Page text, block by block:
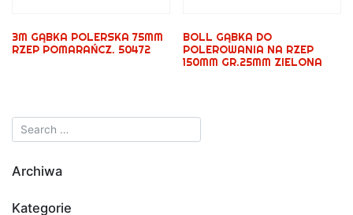
3M GĄBKA POLERSKA 75MM
RZEP POMARAŃCZ. 50472
BOLL GĄBKA DO
POLEROWANIA NA RZEP
150MM GR.25MM ZIELONA
Archiwa
Kategorie